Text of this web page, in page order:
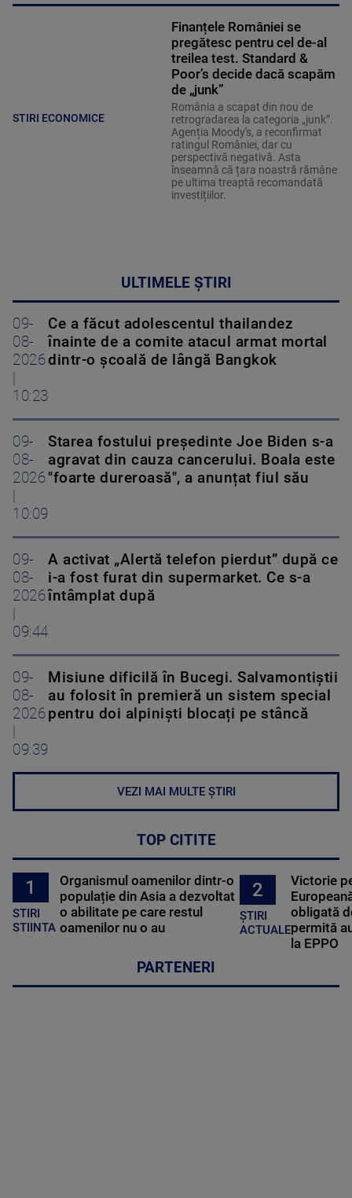
STIRI ECONOMICE
Finanțele României se
pregătesc pentru cel de-al
treilea test. Standard &
Poor’s decide dacă scapăm
de „junk”
România a scapat din nou de
retrogradarea la categoria „junk”.
Agenția Moody's, a reconfirmat
ratingul României, dar cu
perspectivă negativă. Asta
înseamnă că țara noastră rămâne
pe ultima treaptă recomandată
investițiilor.
ULTIMELE ȘTIRI
09-
08-
2026
10:23
Ce a făcut adolescentul thailandez
înainte de a comite atacul armat mortal
dintr-o școală de lângă Bangkok
09-
08-
2026
10:09
Starea fostului președinte Joe Biden s-a
agravat din cauza cancerului. Boala este
"foarte dureroasă", a anunțat fiul său
09-
08-
2026
09:44
A activat „Alertă telefon pierdut” după ce
i-a fost furat din supermarket. Ce s-a
întâmplat după
09-
08-
2026
09:39
Misiune dificilă în Bucegi. Salvamontiștii
au folosit în premieră un sistem special
pentru doi alpiniști blocați pe stâncă
VEZI MAI MULTE ȘTIRI
TOP CITITE
1
STIRI
STIINTA
Organismul oamenilor dintr-o
populație din Asia a dezvoltat
o abilitate pe care restul
oamenilor nu o au
2
ȘTIRI
ACTUALE
Victorie
obligată
permită
la EPPO
PARTENERI